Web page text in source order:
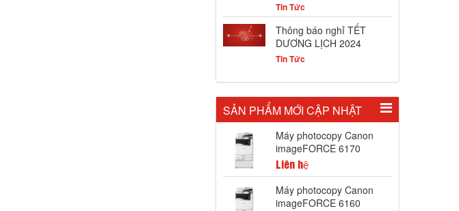
Tin Tức
Thông báo nghỉ TẾT
DƯƠNG LỊCH 2024
Tin Tức
SẢN PHẨM MỚI CẬP NHẬT
Máy photocopy Canon
imageFORCE 6170
Liên hệ
Máy photocopy Canon
imageFORCE 6160